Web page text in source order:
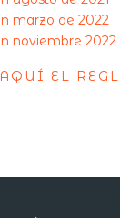
marzo de 2022
noviembre 2022
EL